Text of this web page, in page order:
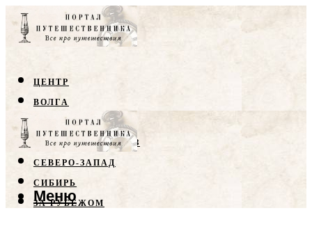
ЦЕНТР
ВОЛГА
КРЫМ
СЕВЕРНЫЙ КАВКАЗ
СЕВЕРО-ЗАПАД
СИБИРЬ
ЗА РУБЕЖОМ
Меню